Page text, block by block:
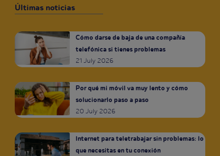
Últimas noticias
Cómo darse de baja de una compañía
telefónica si tienes problemas
21 July 2026
Por qué mi móvil va muy lento y cómo
solucionarlo paso a paso
20 July 2026
Internet para teletrabajar sin problemas: lo
que necesitas en tu conexión